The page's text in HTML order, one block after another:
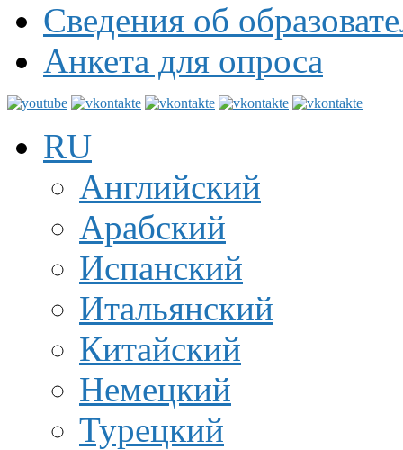
Сведения об
Анкета для опроса
RU
Английский
Арабский
Испанский
Итальянский
Китайский
Немецкий
Турецкий